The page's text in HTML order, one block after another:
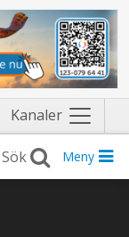
Kanaler Näytä
valikko
Meny